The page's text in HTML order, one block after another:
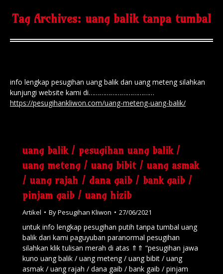
Tag Archives: uang balik tanpa tumbal
info lengkap pesugihan uang balik dan uang meteng silahkan
kunjungi website kami di………………………………
https://pesugihankliwon.com/uang-meteng-uang-balik/
uang balik / pesugihan uang balik /
uang meteng / uang bibit / uang asmak
/ uang rajah / dana gaib / bank gaib /
pinjam gaib / uang hizib
Artikel ByPesugihan Kliwon 27/06/2021
untuk info lengkap pesugihan putih tanpa tumbal uang
balik dari kami paguyuban paranormal pesugihan
silahkan klik tulisan merah di atas ⇑⇑ “pesugihan jawa
kuno uang balik / uang meteng / uang bibit / uang
asmak / uang rajah / dana gaib / bank gaib / pinjam